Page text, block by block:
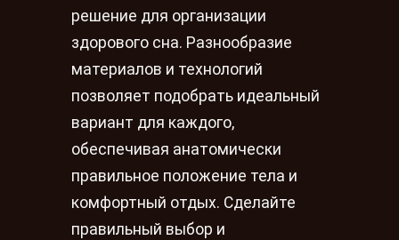
решение для организации
здорового сна. Разнообразие
материалов и технологий
позволяет подобрать идеальный
вариант для каждого,
обеспечивая анатомически
правильное положение тела и
комфортный отдых. Сделайте
правильный выбор и